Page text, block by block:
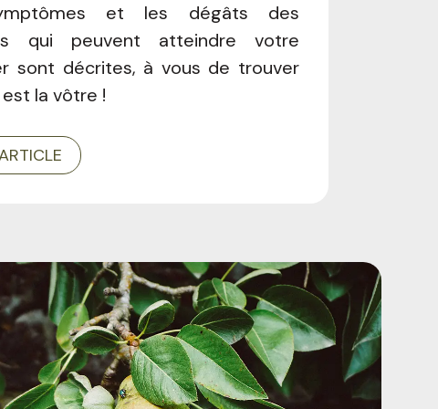
et les dégâts des
qui peuvent atteindre votre
sont décrites, à vous de trouver
la vôtre !